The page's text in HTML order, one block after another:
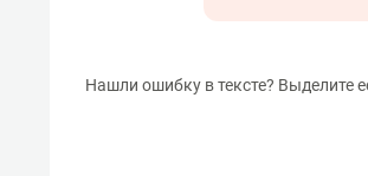
Нашли ошибку в тексте? Выделите